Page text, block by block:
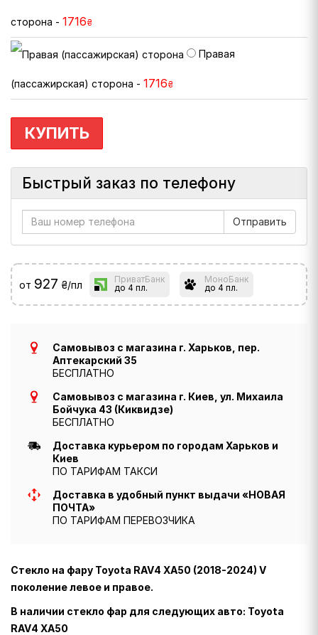
сторона - 1716₴
Правая
(пассажирская) сторона - 1716₴
КУПИТЬ
Быстрый заказ по телефону
от 927 ₴/пл
ПриватБанк
до 4 пл.
МоноБанк
до 4 пл.
Самовывоз с магазина г. Харьков, пер.
Аптекарский 35
БЕСПЛАТНО
Самовывоз с магазина г. Киев, ул. Михаила
Бойчука 43 (Киквидзе)
БЕСПЛАТНО
Доставка курьером по городам Харьков и
Киев
ПО ТАРИФАМ ТАКСИ
Доставка в удобный пункт выдачи «НОВАЯ
ПОЧТА»
ПО ТАРИФАМ ПЕРЕВОЗЧИКА
Стекло на фару Toyota RAV4 XA50 (2018-2024) V
поколение левое и правое.
В наличии стекло фар для следующих авто: Toyota
RAV4 XA50